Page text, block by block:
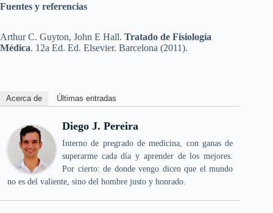
Fuentes y referencias
Arthur C. Guyton, John E Hall. Tratado de Fisiología
Médica. 12a Ed. Ed. Elsevier. Barcelona (2011).
Acerca de Últimas entradas
Diego J. Pereira
Interno de pregrado de medicina, con ganas de
superarme cada día y aprender de los mejores.
Por cierto: de donde vengo dicen que el mundo
no es del valiente, sino del hombre justo y honrado.